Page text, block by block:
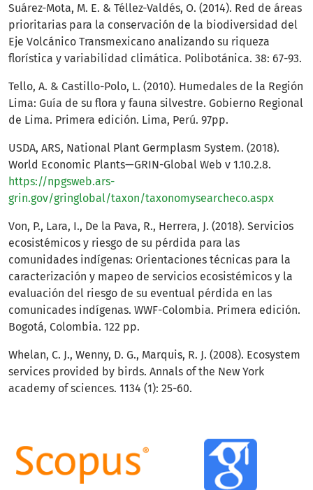
Suárez-Mota, M. E. & Téllez-Valdés, O. (2014). Red de áreas
prioritarias para la conservación de la biodiversidad del
Eje Volcánico Transmexicano analizando su riqueza
florística y variabilidad climática. Polibotánica. 38: 67-93.
Tello, A. & Castillo-Polo, L. (2010). Humedales de la Región
Lima: Guía de su flora y fauna silvestre. Gobierno Regional
de Lima. Primera edición. Lima, Perú. 97pp.
USDA, ARS, National Plant Germplasm System. (2018).
World Economic Plants—GRIN-Global Web v 1.10.2.8.
https://npgsweb.ars-
grin.gov/gringlobal/taxon/taxonomysearcheco.aspx
Von, P., Lara, I., De la Pava, R., Herrera, J. (2018). Servicios
ecosistémicos y riesgo de su pérdida para las
comunidades indígenas: Orientaciones técnicas para la
caracterización y mapeo de servicios ecosistémicos y la
evaluación del riesgo de su eventual pérdida en las
comunicades indígenas. WWF-Colombia. Primera edición.
Bogotá, Colombia. 122 pp.
Whelan, C. J., Wenny, D. G., Marquis, R. J. (2008). Ecosystem
services provided by birds. Annals of the New York
academy of sciences. 1134 (1): 25-60.